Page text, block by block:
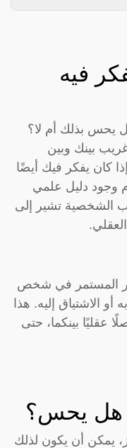
فيه
بذلك أم لا؟
بينك وبين
كان يفكر فيك أيضًا
وجود دليل علمي
الشخصية تشير إلى
المستمر في شخص
أو الاشتياق إليه. هذا
عقليًا بينكما، حتى
هل يحس؟
يمكن أن يكون لذلك